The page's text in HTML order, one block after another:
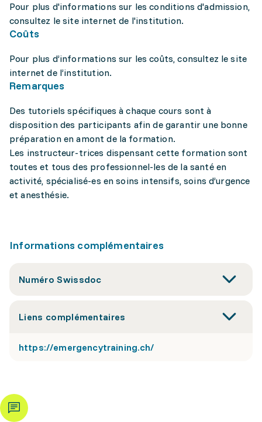
Pour plus d'informations sur les conditions d'admission,
consultez le site internet de l'institution.
Coûts
Pour plus d’informations sur les coûts, consultez le site
internet de l’institution.
Remarques
Des tutoriels spécifiques à chaque cours sont à
disposition des participants afin de garantir une bonne
préparation en amont de la formation.
Les instructeur-trices dispensant cette formation sont
toutes et tous des professionnel-les de la santé en
activité, spécialisé-es en soins intensifs, soins d’urgence
et anesthésie.
Informations complémentaires
Numéro Swissdoc
Liens complémentaires
https://emergencytraining.ch/